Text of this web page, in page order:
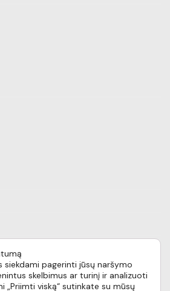
siekdami pagerinti jūsų naršymo
skelbimus ar turinį ir analizuoti
„Priimti viską“ sutinkate su mūsų